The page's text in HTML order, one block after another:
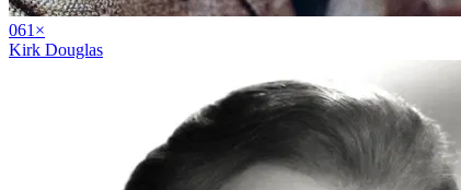
061 ×
Kirk Douglas